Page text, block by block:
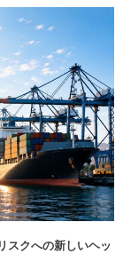
スクへの新しいヘッ